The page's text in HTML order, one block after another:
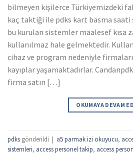
bilmeyen kişilerce Türkiyemizdeki
kaç taktiği ile pdks kart basma
bu kurulan sistemler maalesef kısa
kullanılmaz hale gelmektedir.
cihaz ve program nedeniyle
kayıplar yaşamaktadırlar.
firma satın […]
OKUMAYA DEVAM
pdks gönderildi | a5 parmak izi okuyucu,
sistemleri, access personel takip, access